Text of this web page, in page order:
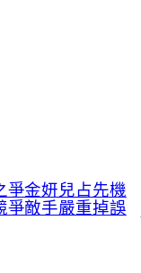
爭金妍兒占先機
爭敵手嚴重掉誤